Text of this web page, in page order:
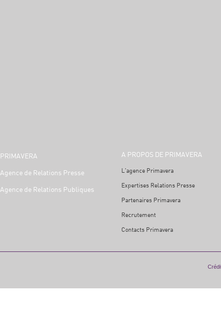
PRIMAVERA
Agence de Relations Presse
Agence de Relations Publiques
A PROPOS DE PRIMAVERA
L'agence Primavera
Expertises Relations Presse
Partenaires Primavera
Recrutement
Contacts Primavera